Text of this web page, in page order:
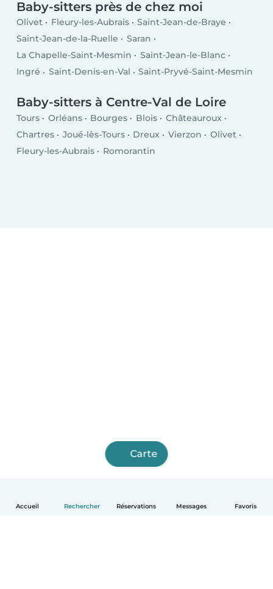
Accueil Rechercher Réservations Messages Favoris
Baby-sitters près de chez moi
Olivet Fleury-les-Aubrais
Saint-Jean-de-Braye
Saint-Jean-de-la-Ruelle
Saran
La Chapelle-Saint-Mesmin
Saint-Jean-le-Blanc
Ingré
Saint-Denis-en-Val Saint-Pryvé-Saint-Mesmin
Baby-sitters à Centre-Val de Loire
Tours Orléans Bourges Blois
Châteauroux
Chartres
Joué-lès-Tours Dreux Vierzon
Olivet
Fleury-les-Aubrais
Romorantin
Carte